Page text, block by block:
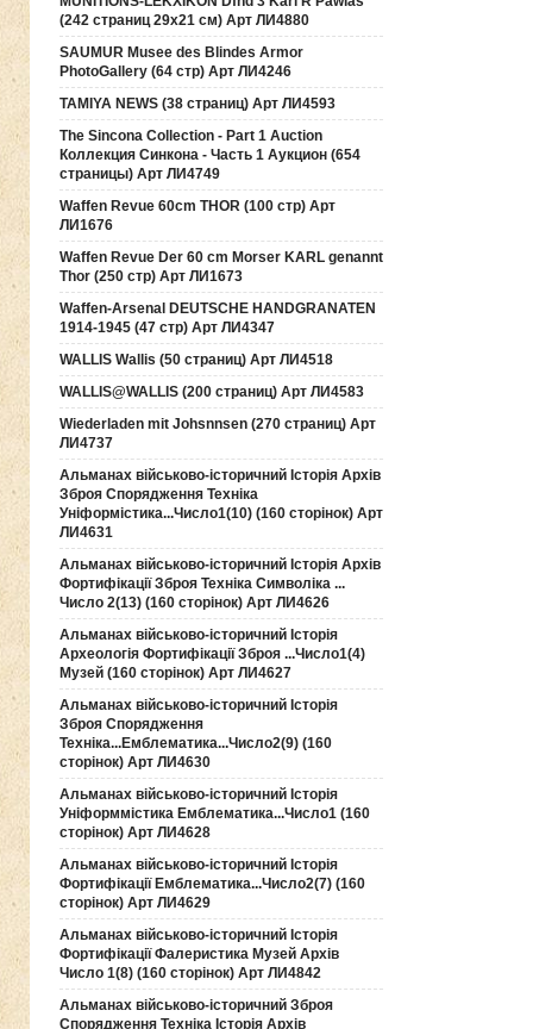
(242 страниц 29х21 см) Арт ЛИ4880
SAUMUR Musee des Blindes Armor
PhotoGallery (64 стр) Арт ЛИ4246
TAMIYA NEWS (38 страниц) Арт ЛИ4593
The Sincona Collection - Part 1 Auction
Коллекция Синкона - Часть 1 Аукцион (654
страницы) Арт ЛИ4749
Waffen Revue 60cm THOR (100 стр) Арт
ЛИ1676
Waffen Revue Der 60 cm Morser KARL genannt
Thor (250 стр) Арт ЛИ1673
Waffen-Arsenal DEUTSCHE HANDGRANATEN
1914-1945 (47 стр) Арт ЛИ4347
WALLIS Wallis (50 страниц) Арт ЛИ4518
WALLIS@WALLIS (200 страниц) Арт ЛИ4583
Wiederladen mit Johsnnsen (270 страниц) Арт
ЛИ4737
Альманах військово-історичний Історія Архів
Зброя Спорядження Техніка
Уніформістика...Число1(10) (160 сторінок) Арт
ЛИ4631
Альманах військово-історичний Історія Архів
Фортифікації Зброя Техніка Символіка ...
Число 2(13) (160 сторінок) Арт ЛИ4626
Альманах військово-історичний Історія
Археологія Фортифікації Зброя ...Число1(4)
Музей (160 сторінок) Арт ЛИ4627
Альманах військово-історичний Історія
Зброя Спорядження
Техніка...Емблематика...Число2(9) (160
сторінок) Арт ЛИ4630
Альманах військово-історичний Історія
Уніформмістика Емблематика...Число1 (160
сторінок) Арт ЛИ4628
Альманах військово-історичний Історія
Фортифікації Емблематика...Число2(7) (160
сторінок) Арт ЛИ4629
Альманах військово-історичний Історія
Фортифікації Фалеристика Музей Архів
Число 1(8) (160 сторінок) Арт ЛИ4842
Альманах військово-історичний Зброя
Спорядження Техніка Історія Архів